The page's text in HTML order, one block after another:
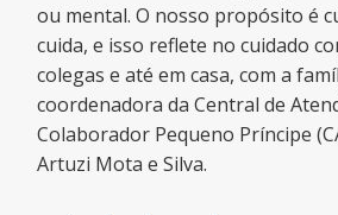
ou mental. O nosso propósito é
cuida, e isso reflete no cuidado
colegas e até em casa, com a
coordenadora da Central de
Colaborador Pequeno Príncipe
Artuzi Mota e Silva.